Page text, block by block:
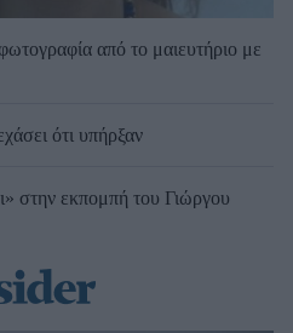
από το μαιευτήριο με
ότι υπήρξαν
στην εκπομπή του Γιώργου